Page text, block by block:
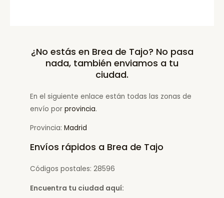
¿No estás en Brea de Tajo? No pasa
nada, también enviamos a tu
ciudad.
En el siguiente enlace están todas las zonas de
envío por provincia.
Provincia: Madrid
Envíos rápidos a Brea de Tajo
Códigos postales: 28596
Encuentra tu ciudad aquí: